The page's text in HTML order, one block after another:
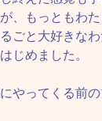
、もっともわ
ごと大好きな
じめました。
やってくる前